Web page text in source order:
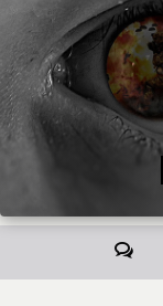
دیدگاه‌ها